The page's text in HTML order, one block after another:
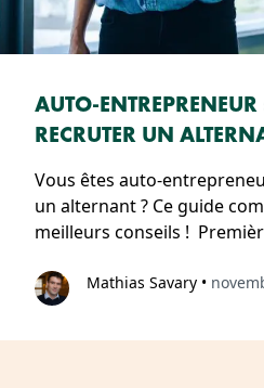
AUTO-
RECRUTER UN
Vous êtes auto-
un alternant ? Ce guide
meilleurs conseils !
Mathias Savary •